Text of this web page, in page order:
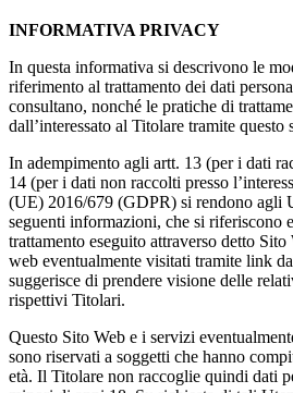
INFORMATIVA PRIVACY
In questa informativa si descrivono le
riferimento al trattamento dei dati
consultano, nonché le pratiche di
dall’interessato al Titolare tramite questo
In adempimento agli artt. 13 (per i dati
14 (per i dati non raccolti presso
(UE) 2016/679 (GDPR) si rendono agli
seguenti informazioni, che si riferiscono
trattamento eseguito attraverso detto
web eventualmente visitati tramite link
suggerisce di prendere visione delle
rispettivi Titolari.
Questo Sito Web e i servizi
sono riservati a soggetti che hanno
età. Il Titolare non raccoglie quindi dati